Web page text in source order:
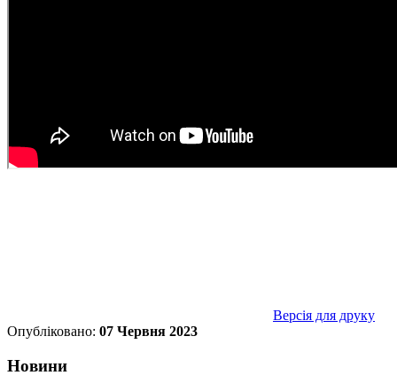
Версія для друку
Опубліковано: 07 Червня 2023
Новини